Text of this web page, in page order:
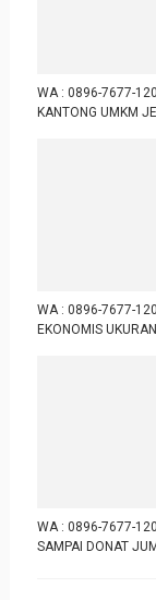
WA : 0896-7677-
KANTONG UMKM
WA : 0896-7677-
EKONOMIS
WA : 0896-7677-
SAMPAI DONAT